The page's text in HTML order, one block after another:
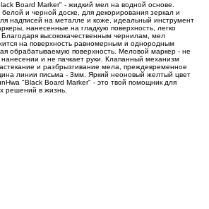
Board Marker" - жидкий мел на водной основе.
и черной доске, для декорирования зеркал и
надписей на металле и коже, идеальный инструмент
нанесенные на гладкую поверхность, легко
высококачественным чернилам, мел
на поверхность равномерным и однородным
обрабатываемую поверхность. Меловой маркер - не
и не пачкает руки. Клапанный механизм
и разбрызгивание мела, преждевременное
линии письма - 3мм. Яркий неоновый желтый цвет
"Black Board Marker" - это твой помощник для
решений в жизнь.